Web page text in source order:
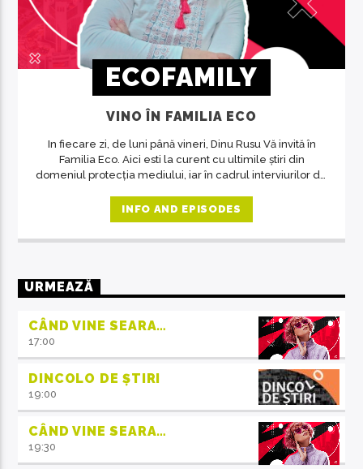
ECOFAMILY
VINO ÎN FAMILIA ECO
In fiecare zi, de luni până vineri, Dinu Rusu Vă invită în
Familia Eco. Aici esti la curent cu ultimile știri din
domeniul protecția mediului, iar în cadrul interviurilor de
familie.
INFO AND EPISODES
URMEAZĂ
CÂND VINE SEARA…
17:00
DINCOLO DE ȘTIRI
19:00
CÂND VINE SEARA…
19:30